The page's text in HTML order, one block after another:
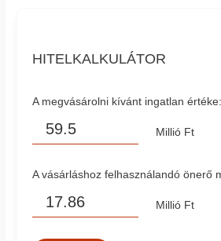
HITELKALKULÁTOR
A megvásárolni kívánt ingatlan értéke:
Millió Ft
A vásárláshoz felhasználandó önerő
Millió Ft